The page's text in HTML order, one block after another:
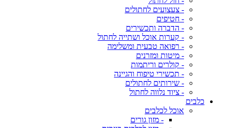
- צעצועים לחתולים
- חטיפים
- הדברה ותכשירים
- קערות אוכל ושתייה לחתול
- רפואה טבעית ומשלימה
- מיטות ומזרנים
- קולרים וריתמות
- תכשירי טיפוח והגיינה
- שירותים לחתולים
- ציוד נלווה לחתול
כלבים
אוכל לכלבים
- מזון גורים